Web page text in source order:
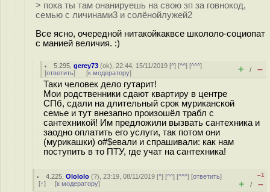
> пока ты там онанируешь на свою зп за говнокод,
семью с личинами3 и солёнойлужей2
Все ясно, очередной нитaкoйкaквсе шкoлoлo-coциoпат
с мaнией вeличия. :)
5.295 ,gerey73 (ok), 22:44, 15/11/2019 [^] [^^] [^^^]
[ответить] [к модератору] + / –
Таки человек дело гутарит!
Мои родственники сдают квартиру в центре
СПб, сдали на длительный срок муриканской
семье и тут внезапно произошёл трабл с
сантехникой! Им предложили вызвать сантехника и
заодно оплатить его услуги, так потом они
(мурикашки) о#$евали и спрашивали: как нам
поступить в то ПТУ, где учат на сантехника!
4.225 ,Olololo (?), 23:19, 08/11/2019 [^] [^^] [^^^] [ответить]
[↑] [к модератору]
–1
+ / –